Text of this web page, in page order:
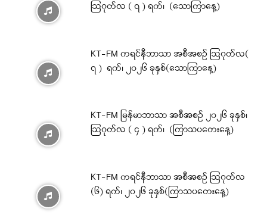
ဩဂုတ်လ ( ၇ ) ရက်၊ (သောကြာနေ့)
KT-FM ကရင်နီဘာသာ အစီအစဉ် ဩဂုတ်လ(
၇ ) ရက်၊ ၂၀၂၆ ခုနှစ်(သောကြာနေ့)
KT-FM မြန်မာဘာသာ အစီအစဉ် ၂၀၂၆ ခုနှစ်၊
ဩဂုတ်လ ( ၄ ) ရက်၊ (ကြာသပတေးနေ့)
KT-FM ကရင်နီဘာသာ အစီအစဉ် ဩဂုတ်လ
(၆) ရက်၊ ၂၀၂၆ ခုနှစ်(ကြာသပတေးနေ့)